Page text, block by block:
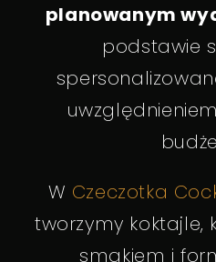
planowanym
podstawie
W Czeczotka
tworzymy koktajle,
smakiem i